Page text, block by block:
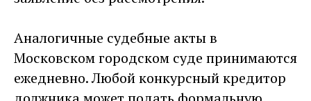
Аналогичные судебные акты в
Московском городском суде принимаются
ежедневно. Любой конкурсный кредитор